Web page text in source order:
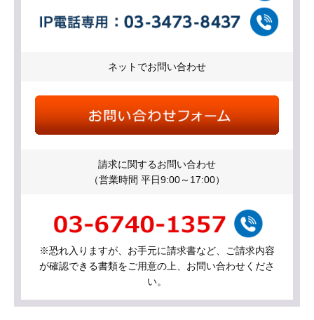
ネットでお問い合わせ
請求に関するお問い合わせ
（営業時間 平日9:00～17:00）
※恐れ入りますが、お手元に請求書など、ご請求内容
が確認できる書類をご用意の上、お問い合わせくださ
い。